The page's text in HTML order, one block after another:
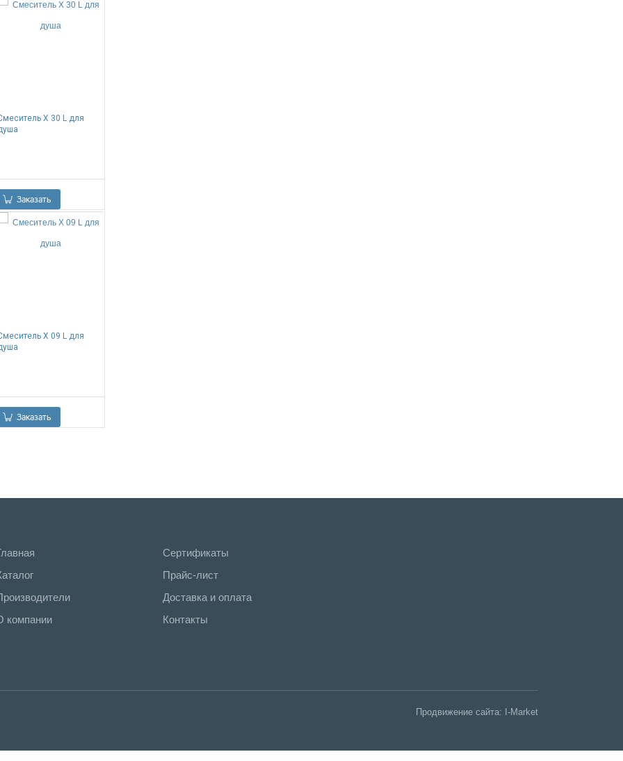
X 30 L для
Заказать
X 09 L для
Заказать
компании
Сертификаты
Прайс-лист
Доставка и оплата
Контакты
Продвижение сайта: I-Market